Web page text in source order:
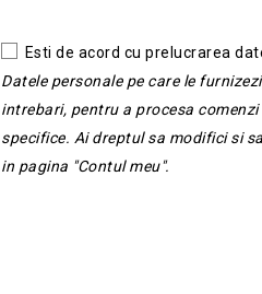
Esti de acord cu prelucrarea
Datele personale pe care le
intrebari, pentru a procesa
specifice. Ai dreptul sa modifici si
in pagina "Contul meu".